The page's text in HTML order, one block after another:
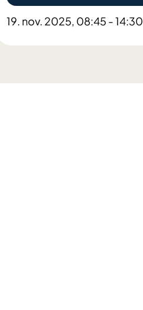
19. nov. 2025, 08:45 - 14:30